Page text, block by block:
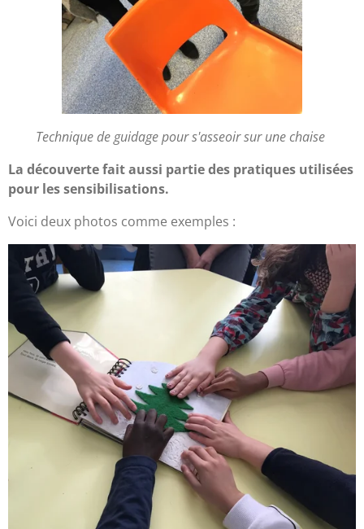
Technique de guidage pour s'asseoir surune chaise
La découverte fait aussi partie des pratiques utilisées
pour les sensibilisations.
Voici deux photos comme exemples :